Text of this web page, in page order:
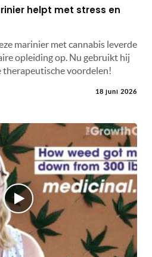
helpt met stress en
marinier met cannabis leverde
opleiding op. Nu gebruikt hij
therapeutische voordelen!
18 juni 2026